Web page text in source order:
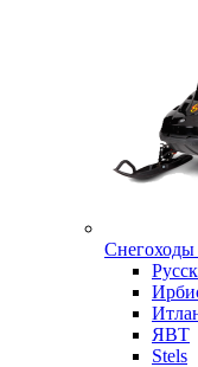
Снегоходы
ЯВТ
Stels